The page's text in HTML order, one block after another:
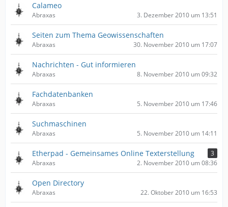
Calameo
Abraxas 3. Dezember 2010 um 13:51
Seiten zum Thema Geowissenschaften
Abraxas 30. November 2010 um 17:07
Nachrichten - Gut informieren
Abraxas 8. November 2010 um 09:32
Fachdatenbanken
Abraxas 5. November 2010 um 17:46
Suchmaschinen
Abraxas 5. November 2010 um 14:11
Etherpad - Gemeinsames Online Texterstellung
3
Abraxas
2. November 2010 um 08:36
Open Directory
Abraxas 22. Oktober 2010 um 16:53